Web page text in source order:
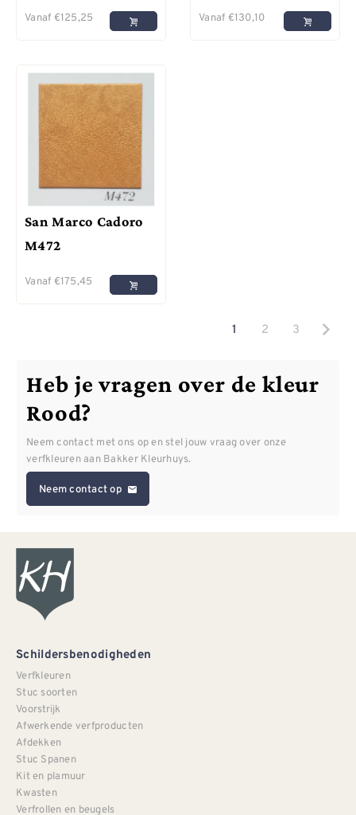
Vanaf €125,25 Vanaf €130,10
San Marco Cadoro
M472
Vanaf €175,45
1 2 3
Heb je vragen over de kleur
Rood?
Neem contact met ons op en stel jouw vraag over onze
verfkleuren aan Bakker Kleurhuys.
Neem contact op
Schildersbenodigheden
Verfkleuren
Stuc soorten
Voorstrijk
Afwerkende verfproducten
Afdekken
Stuc Spanen
Kit en plamuur
Kwasten
Verfrollen en beugels